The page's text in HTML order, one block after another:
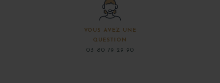
VOUS AVEZ UNE
QUESTION
03 80 79 29 90